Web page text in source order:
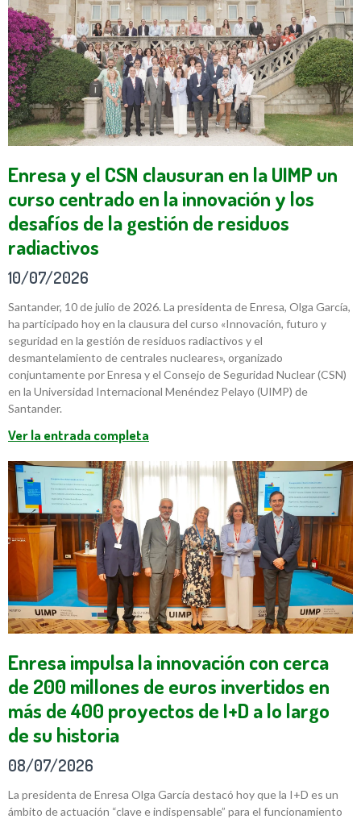
Enresa y el CSN clausuran en la UIMP un
curso centrado en la innovación y los
desafíos de la gestión de residuos
radiactivos
10/07/2026
Santander, 10 de julio de 2026. La presidenta de Enresa, Olga García,
ha participado hoy en la clausura del curso «Innovación, futuro y
seguridad en la gestión de residuos radiactivos y el
desmantelamiento de centrales nucleares», organizado
conjuntamente por Enresa y el Consejo de Seguridad Nuclear (CSN)
en la Universidad Internacional Menéndez Pelayo (UIMP) de
Santander.
Ver la entrada completa
Enresa impulsa la innovación con cerca
de 200 millones de euros invertidos en
más de 400 proyectos de I+D a lo largo
de su historia
08/07/2026
La presidenta de Enresa Olga García destacó hoy que la I+D es un
ámbito de actuación “clave e indispensable” para el funcionamiento